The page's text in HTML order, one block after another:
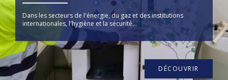
Dans les secteurs de l'énergie, du gaz et des institutions
internationales, l'hygiène et la sécurité...
DÉCOUVRIR